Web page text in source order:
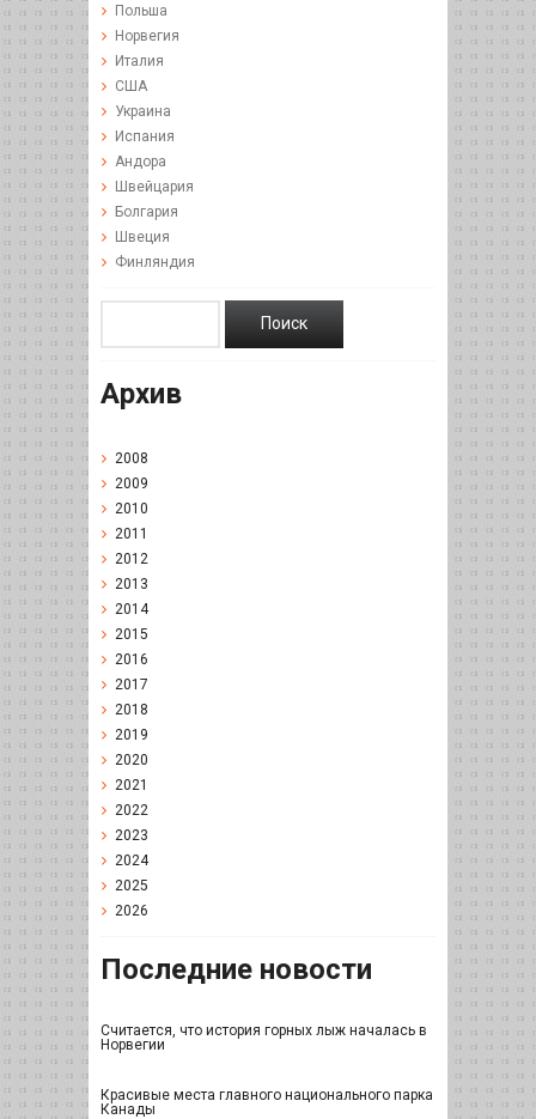
Польша
Норвегия
Италия
США
Украина
Испания
Андора
Швейцария
Болгария
Швеция
Финляндия
Архив
2008
2009
2010
2011
2012
2013
2014
2015
2016
2017
2018
2019
2020
2021
2022
2023
2024
2025
2026
Последние новости
Считается, что история горных лыж началась в
Норвегии
Красивые места главного национального парка
Канады